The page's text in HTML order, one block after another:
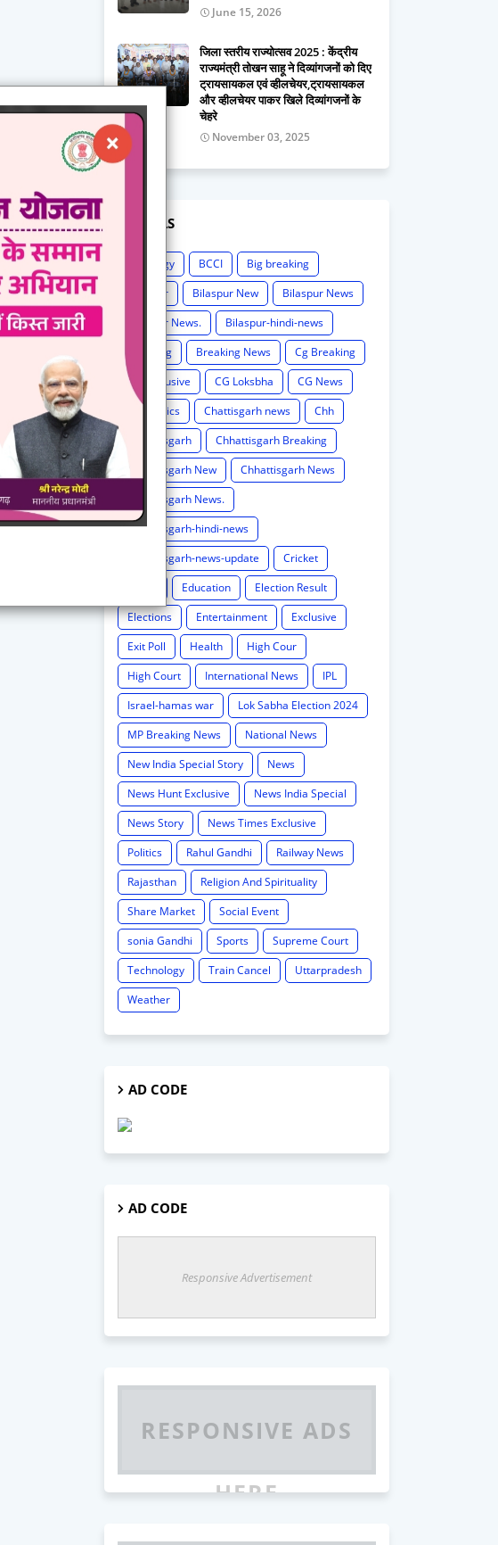
June 15, 2026
जिला स्तरीय राज्योत्सव 2025 : केंद्रीय
राज्यमंत्री तोखन साहू ने दिव्यांगजनों को दिए
ट्रायसायकल एवं व्हीलचेयर,ट्रायसायकल
और व्हीलचेयर पाकर खिले दिव्यांगजनों के
चेहरे
November 03, 2025
LABELS
Astrology BCCI
Big breaking
Bilaspur
Bilaspur New
Bilaspur News
Bilaspur News.
Bilaspur-hindi-news
Breaking
Breaking News
Cg Breaking
CG exclusive
CG Loksbha
CG News
CG politics
Chattisgarh news
Chh
Chhattisgarh
Chhattisgarh Breaking
Chhattisgarh New
Chhattisgarh News
Chhattisgarh News.
Chhattisgarh-hindi-news
Chhattisgarh-news-update
Cricket
Education
Election Result
Elections
Entertainment
Exclusive
Exit Poll
Health
High Cour
High Court
International News
IPL
Israel-hamas war
Lok Sabha Election 2024
MP Breaking News
National News
New India Special Story
News
News Hunt Exclusive
News India Special
News Story
News Times Exclusive
Politics
Rahul Gandhi
Railway News
Rajasthan
Religion And Spirituality
Share Market
Social Event
sonia Gandhi
Sports
Supreme Court
Technology
Train Cancel
Uttarpradesh
Weather
AD CODE
AD CODE
Responsive Advertisement
RESPONSIVE ADS
HERE